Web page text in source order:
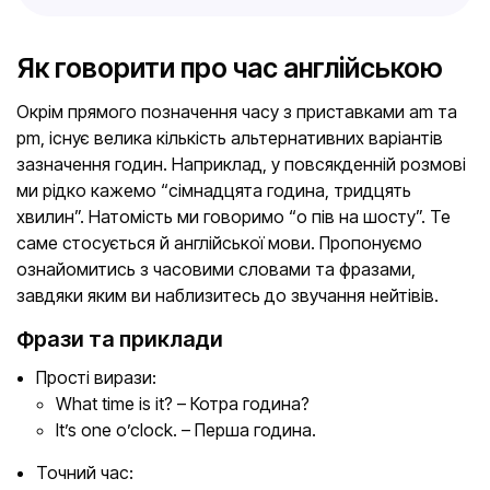
Як говорити про час англійською
Окрім прямого позначення часу з приставками am та
pm, існує велика кількість альтернативних варіантів
зазначення годин. Наприклад, у повсякденній розмові
ми рідко кажемо “сімнадцята година, тридцять
хвилин”. Натомість ми говоримо “о пів на шосту”. Те
саме стосується й англійської мови. Пропонуємо
ознайомитись з часовими словами та фразами,
завдяки яким ви наблизитесь до звучання нейтівів.
Фрази та приклади
Прості вирази:
What time is it? – Котра година?
It’s one o’clock. – Перша година.
Точний час: